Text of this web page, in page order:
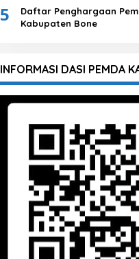
5
Daftar Penghargaan
Kabupaten Bone
INFORMASI DASI PEMDA